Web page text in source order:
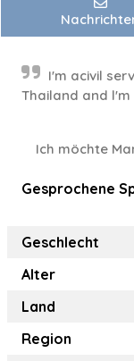
I'm acivil
Thailand and l'm
Ich möchte
Gesprochene
Geschlecht
Alter
Land
Region